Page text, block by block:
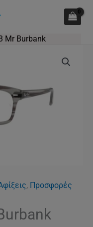
Mr Burbank
, Προσφορές